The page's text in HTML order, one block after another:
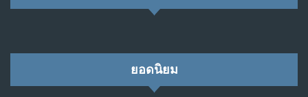
เมื่อโลกออนไลน์ กลายเป็น“ศาลเตี้ย”
9
ยอดนิยม